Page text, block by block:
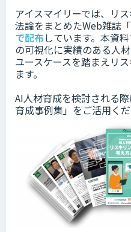
アイスマイリーでは、リ
法論をまとめたWeb雑誌
で配布しています。本資
の可視化に実績のある人
ユースケースを踏まえリ
ます。
AI人材育成を検討される
育成事例集」をご活用くだ